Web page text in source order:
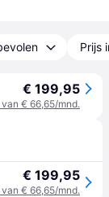
Prijs
€ 199,95
€ 66,65/mnd.
€ 199,95
€ 66,65/mnd.